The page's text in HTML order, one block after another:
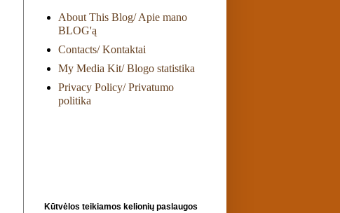
About This Blog/ Apie mano
BLOG'ą
Contacts/ Kontaktai
My Media Kit/ Blogo statistika
Privacy Policy/ Privatumo
politika
Kūtvėlos teikiamos kelionių paslaugos